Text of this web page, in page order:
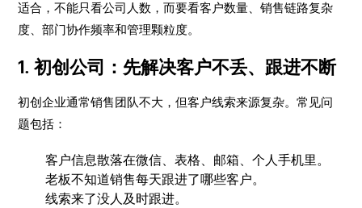
适合，不能只看公司人数，而要看客户数量、销售链路复杂
度、部门协作频率和管理颗粒度。
1. 初创公司：先解决客户不丢、跟进不断
初创企业通常销售团队不大，但客户线索来源复杂。常见问
题包括：
客户信息散落在微信、表格、邮箱、个人手机里。
老板不知道销售每天跟进了哪些客户。
线索来了没人及时跟进。